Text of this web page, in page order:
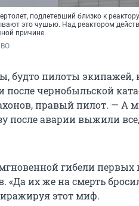
подлетевший близко к
это чушью. Над реактором
причине
будто пилоты экипажей,
чернобыльской
правый пилот. — А
после аварии выжили
гибели первых
«Да их же на смерть
этот миф.